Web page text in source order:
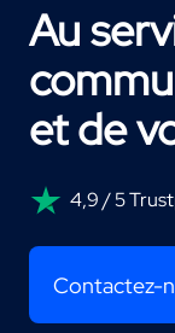
Au
et de
4,9 / 5
Contactez-